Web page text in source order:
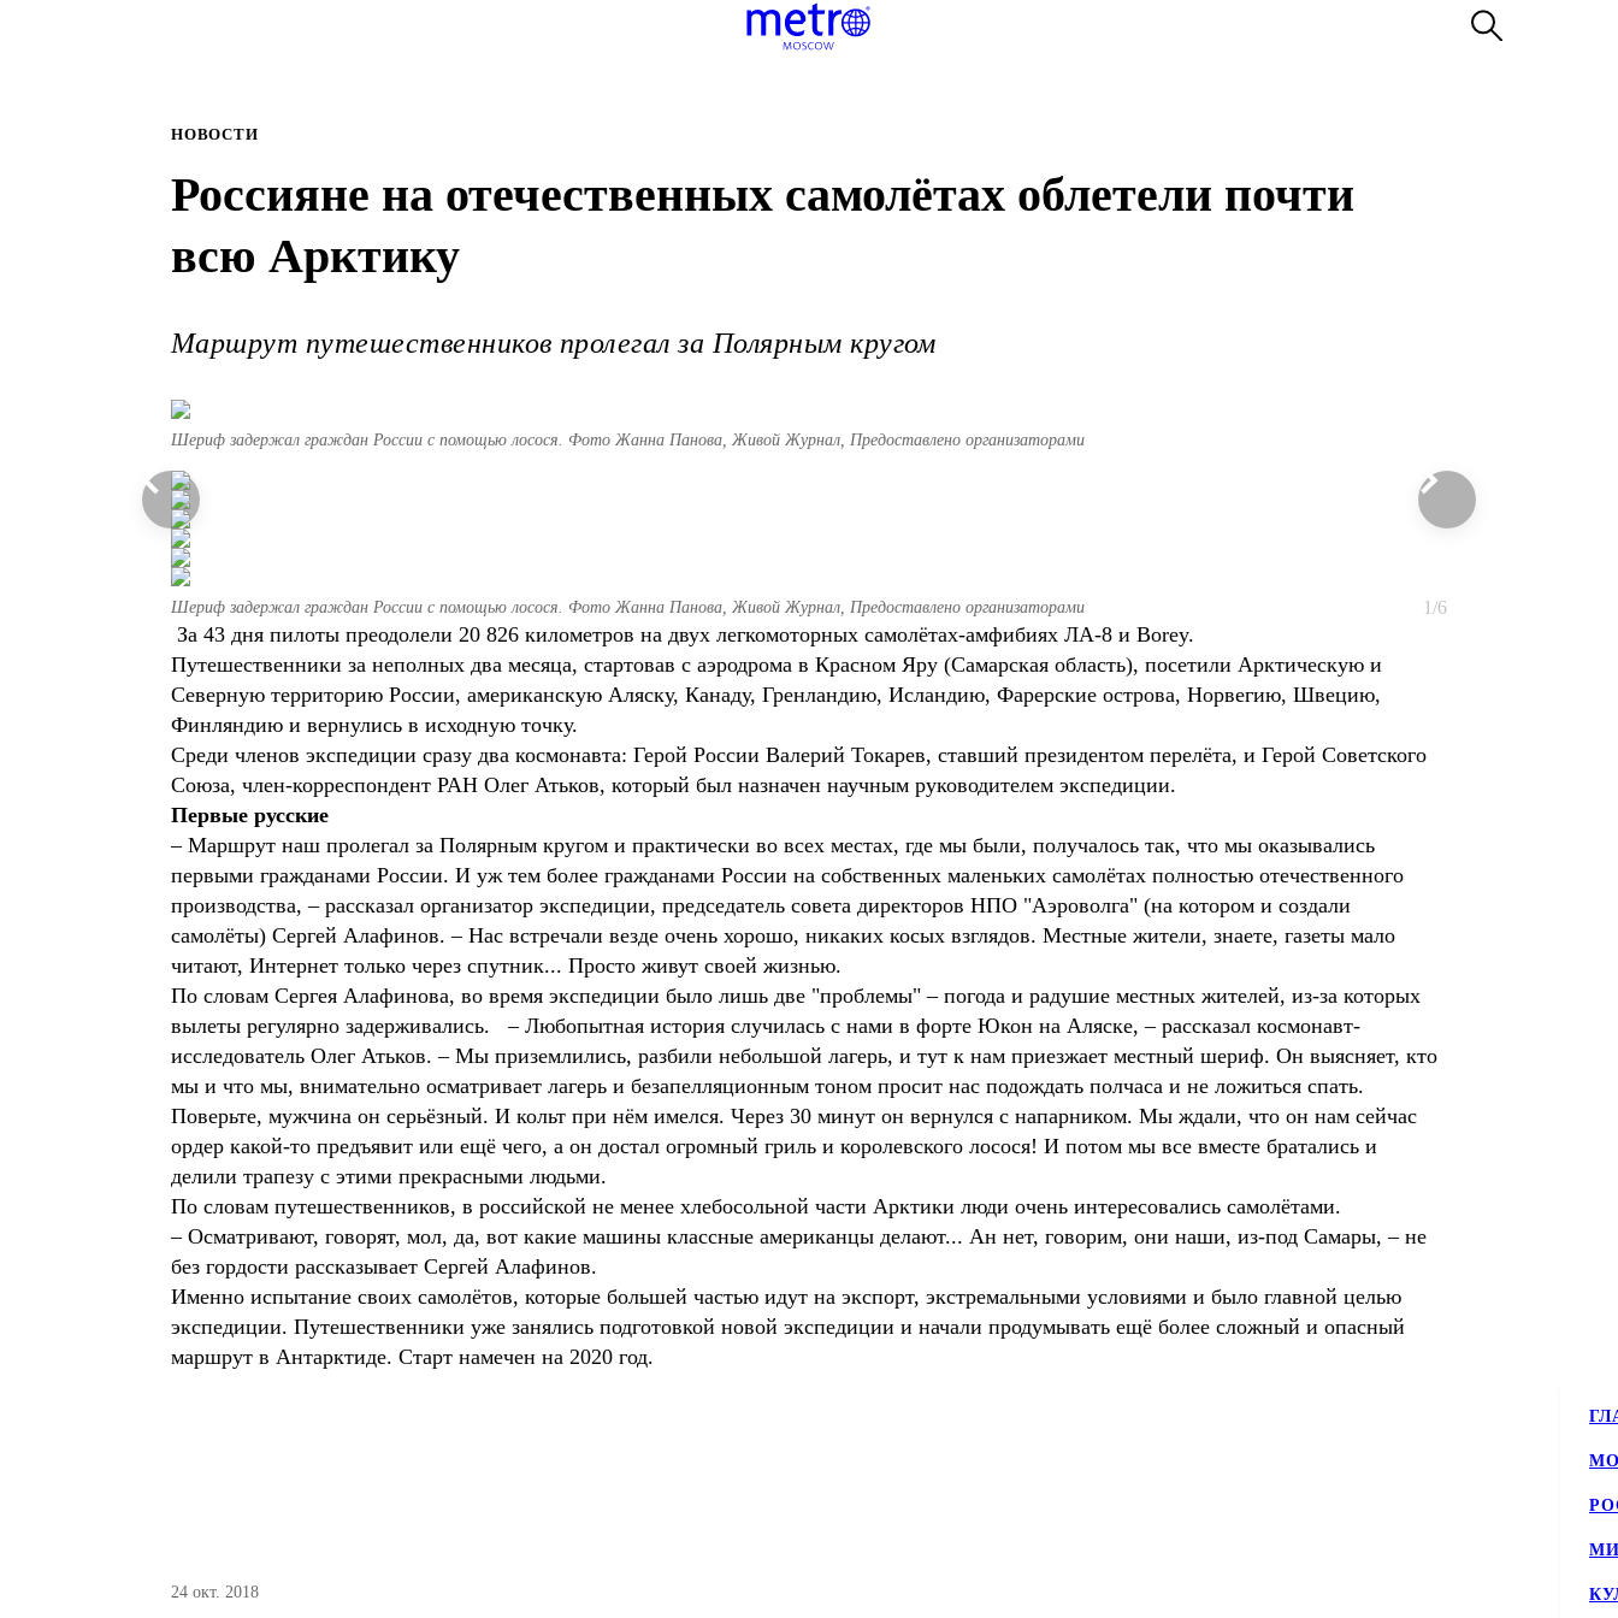
НОВОСТИ
Россияне на отечественных самолётах облетели почти
всю Арктику
Маршрут путешественников пролегал за Полярным кругом
Шериф задержал граждан России с помощью лосося. Фото Жанна Панова, Живой Журнал, Предоставлено организаторами
Шериф задержал граждан России с помощью лосося. Фото Жанна Панова, Живой Журнал, Предоставлено организаторами 1/6
За 43 дня пилоты преодолели 20 826 километров на двух легкомоторных самолётах-амфибиях ЛА-8 и Borey.
Путешественники за неполных два месяца, стартовав с аэродрома в Красном Яру (Самарская область), посетили Арктическую и
Северную территорию России, американскую Аляску, Канаду, Гренландию, Исландию, Фарерские острова, Норвегию, Швецию,
Финляндию и вернулись в исходную точку.
Среди членов экспедиции сразу два космонавта: Герой России Валерий Токарев, ставший президентом перелёта, и Герой Советского
Союза, член-корреспондент РАН Олег Атьков, который был назначен научным руководителем экспедиции.
Первые русские
– Маршрут наш пролегал за Полярным кругом и практически во всех местах, где мы были, получалось так, что мы оказывались
первыми гражданами России. И уж тем более гражданами России на собственных маленьких самолётах полностью отечественного
производства, – рассказал организатор экспедиции, председатель совета директоров НПО "Аэроволга" (на котором и создали
самолёты) Сергей Алафинов. – Нас встречали везде очень хорошо, никаких косых взглядов. Местные жители, знаете, газеты мало
читают, Интернет только через спутник... Просто живут своей жизнью.
По словам Сергея Алафинова, во время экспедиции было лишь две "проблемы" – погода и радушие местных жителей, из-за которых
вылеты регулярно задерживались. – Любопытная история случилась с нами в форте Юкон на Аляске, – рассказал космонавт-
исследователь Олег Атьков. – Мы приземлились, разбили небольшой лагерь, и тут к нам приезжает местный шериф. Он выясняет, кто
мы и что мы, внимательно осматривает лагерь и безапелляционным тоном просит нас подождать полчаса и не ложиться спать.
Поверьте, мужчина он серьёзный. И кольт при нём имелся. Через 30 минут он вернулся с напарником. Мы ждали, что он нам сейчас
ордер какой-то предъявит или ещё чего, а он достал огромный гриль и королевского лосося! И потом мы все вместе братались и
делили трапезу с этими прекрасными людьми.
По словам путешественников, в российской не менее хлебосольной части Арктики люди очень интересовались самолётами.
– Осматривают, говорят, мол, да, вот какие машины классные американцы делают... Ан нет, говорим, они наши, из-под Самары, – не
без гордости рассказывает Сергей Алафинов.
Именно испытание своих самолётов, которые большей частью идут на экспорт, экстремальными условиями и было главной целью
экспедиции. Путешественники уже занялись подготовкой новой экспедиции и начали продумывать ещё более сложный и опасный
маршрут в Антарктиде. Старт намечен на 2020 год.
24 окт. 2018